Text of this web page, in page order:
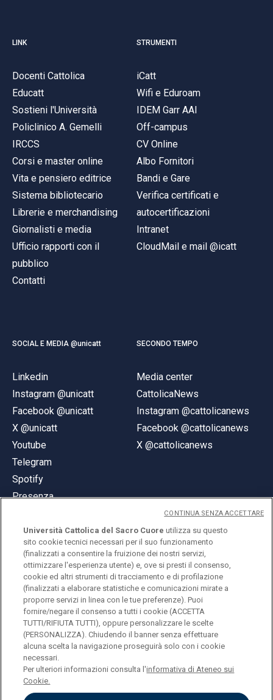
LINK
Docenti Cattolica
Educatt
Sostieni l'Università
Policlinico A. Gemelli
IRCCS
Corsi e master online
Vita e pensiero editrice
Sistema bibliotecario
Librerie e merchandising
Giornalisti e media
Ufficio rapporti con il
pubblico
Contatti
STRUMENTI
iCatt
Wifi e Eduroam
IDEM Garr AAI
Off-campus
CV Online
Albo Fornitori
Bandi e Gare
Verifica certificati e
autocertificazioni
Intranet
CloudMail e mail @icatt
SOCIAL E MEDIA @unicatt
Linkedin
Instagram @unicatt
Facebook @unicatt
X @unicatt
Youtube
Telegram
Spotify
Presenza
SECONDO TEMPO
Media center
CattolicaNews
Instagram @cattolicanews
Facebook @cattolicanews
X @cattolicanews
© Università Cattolica del Sacro Cuore
Largo A. Gemelli 1, 20123 Milano
PI 02133120150
ENGLISH
Università Cattolica del Sacro Cuore utilizza su questo
sito cookie tecnici necessari per il suo funzionamento
(finalizzati a consentire la fruizione dei nostri servizi,
ottimizzare l'esperienza utente) e, ove si presti il consenso,
cookie ed altri strumenti di tracciamento e di profilazione
(finalizzati a elaborare statistiche e comunicazioni mirate a
proporre servizi in linea con le tue preferenze). Puoi
fornire/negare il consenso a tutti i cookie (ACCETTA
TUTTI/RIFIUTA TUTTI), oppure personalizzare le scelte
(PERSONALIZZA). Chiudendo il banner senza effettuare
alcuna scelta la navigazione proseguirà solo con i cookie
necessari.
Per ulteriori informazioni consulta l'informativa di Ateneo sui
Cookie.
CONTINUA SENZA ACCETTARE